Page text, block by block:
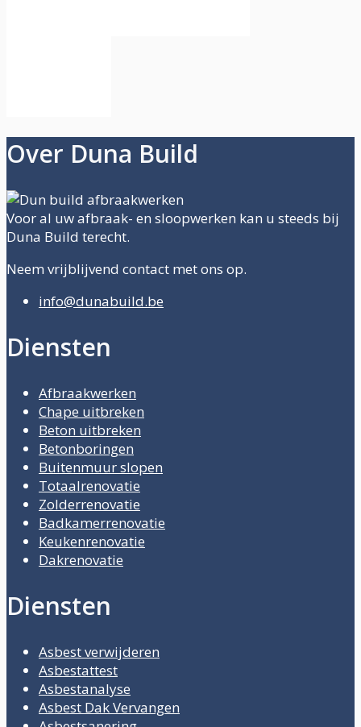
Over Duna Build
Voor al uw afbraak- en sloopwerken kan u steeds bij
Duna Build terecht.
Neem vrijblijvend contact met ons op.
info@dunabuild.be
Diensten
Afbraakwerken
Chape uitbreken
Beton uitbreken
Betonboringen
Buitenmuur slopen
Totaalrenovatie
Zolderrenovatie
Badkamerrenovatie
Keukenrenovatie
Dakrenovatie
Diensten
Asbest verwijderen
Asbestattest
Asbestanalyse
Asbest Dak Vervangen